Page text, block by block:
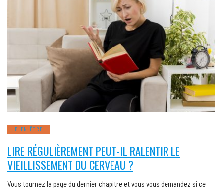
BIEN ÊTRE
LIRE RÉGULIÈREMENT PEUT-IL RALENTIR LE
VIEILLISSEMENT DU CERVEAU ?
Vous tournez la page du dernier chapitre et vous vous demandez si ce